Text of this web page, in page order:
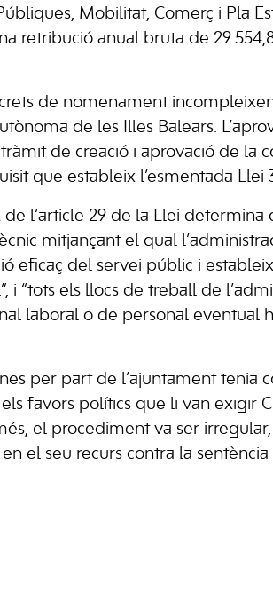
Mobilitat, Comerç i Pla
retribució anual bruta de
de nomenament
de les Illes Balears.
de creació i aprovació de la
que estableix l’esmentada Llei
de l’article 29 de la Llei determina
mitjançant el qual
eficaç del servei públic i
i “tots els llocs de treball de
laboral o de personal eventual
per part de l’ajuntament tenia
favors polítics que li van exigir
el procediment va ser
el seu recurs contra la